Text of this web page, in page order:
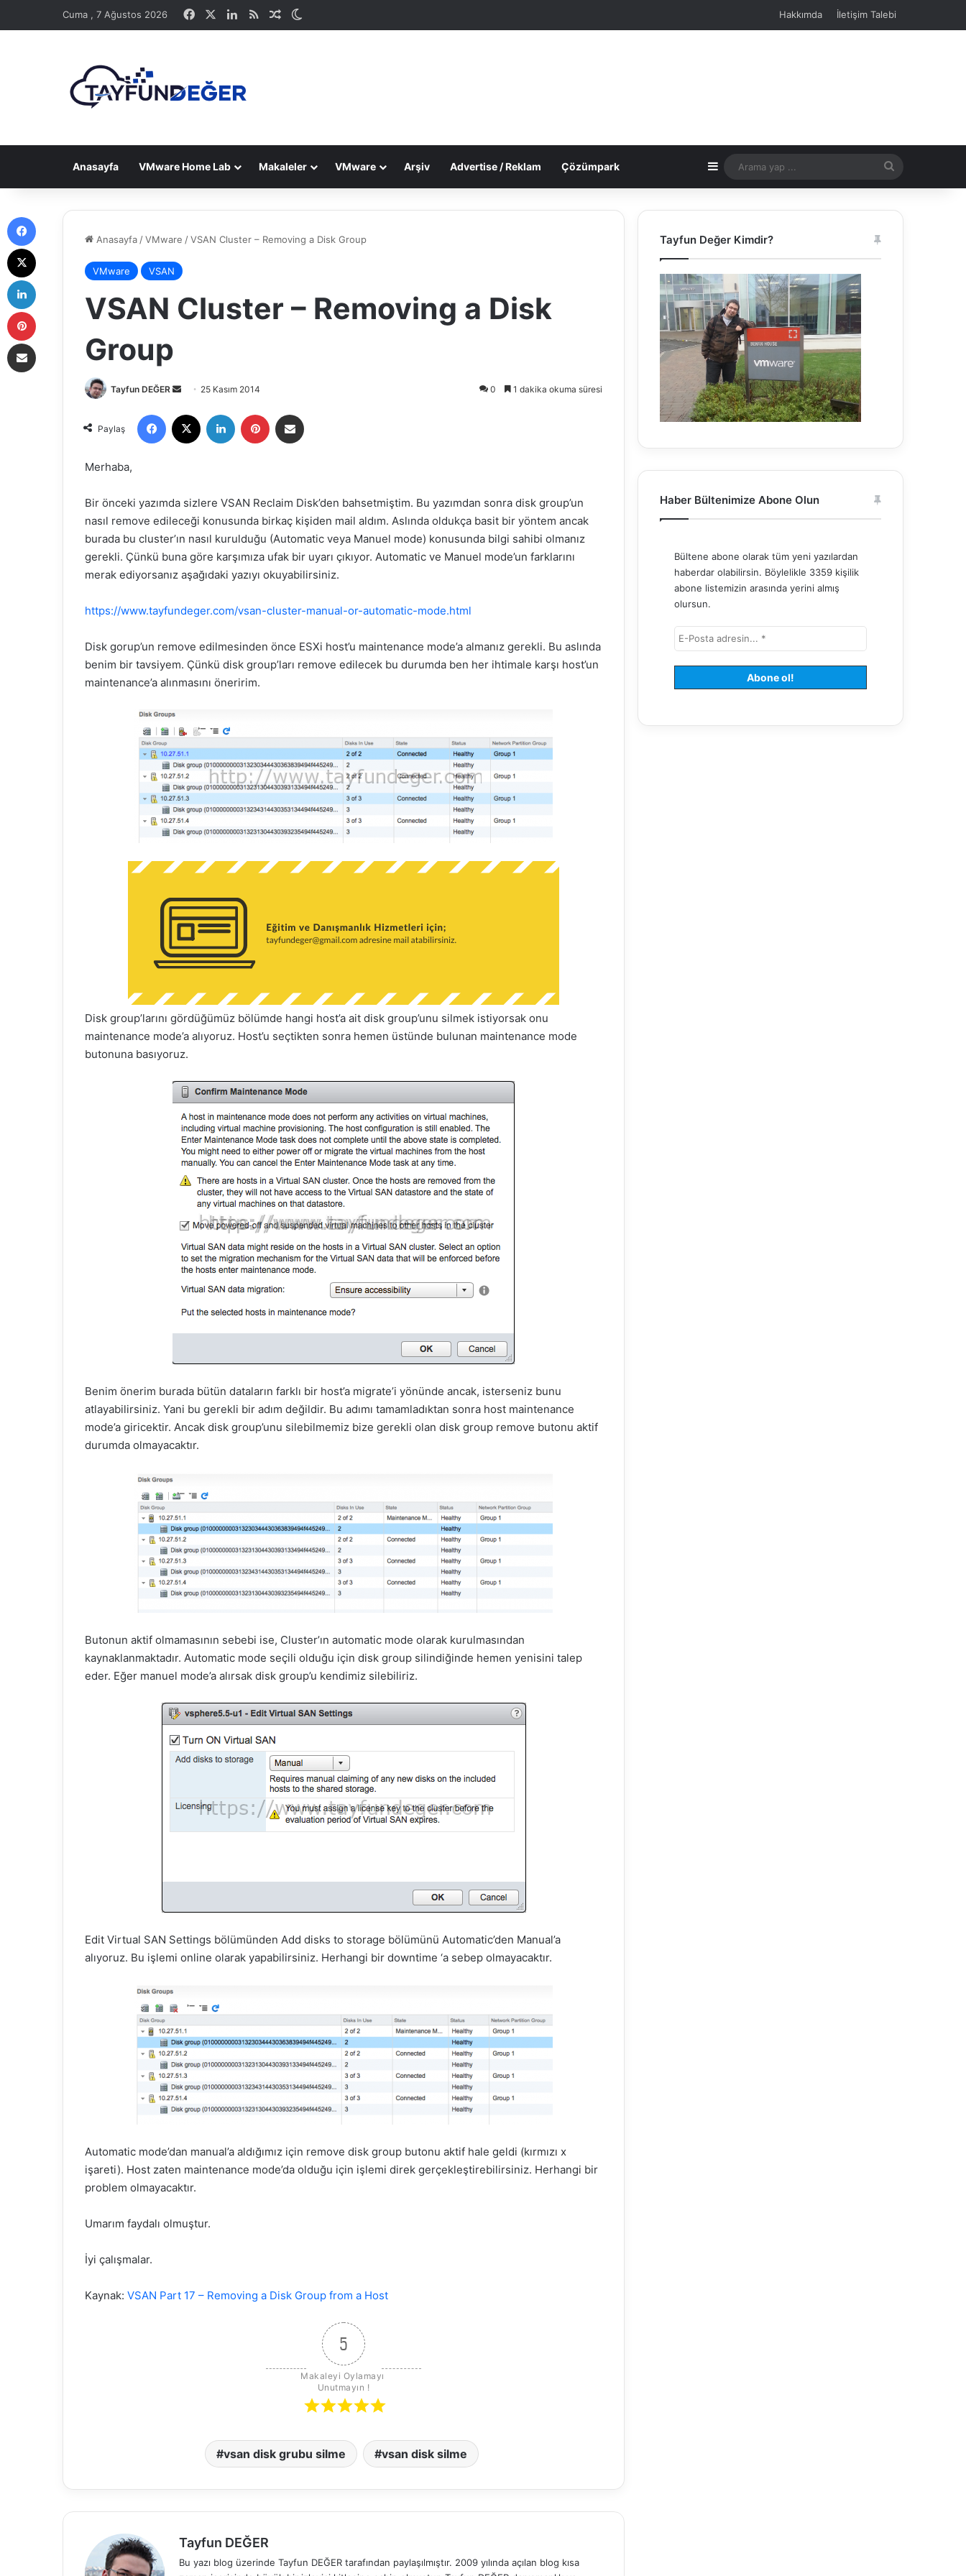
Cuma , 7 Ağustos 2026 Facebook LinkedIn
RSS Rastgele Makale Hakkımda İletişim Talebi
Anasayfa VMware Home Lab Makaleler VMware Arşiv Advertise / Reklam Çözümpark Kenar Bölmesi
yap
Anasayfa /VMware /VSAN Cluster – Removing a Disk Group
VMware VSAN
VSAN Cluster – Removing a Disk
Group
Tayfun DEĞER
r
e
s
t
a
g
ö
d
r
m
e
25 Kasım 2014 0 1 dakika okuma süresi
Paylaş
Merhaba,
Bir önceki yazımda sizlere VSAN Reclaim Disk’den bahsetmiştim. Bu yazımdan sonra disk group’un
nasıl remove edileceği konusunda birkaç kişiden mail aldım. Aslında oldukça basit bir yöntem ancak
burada bu cluster’ın nasıl kurulduğu (Automatic veya Manuel mode) konusunda bilgi sahibi olmanız
gerekli. Çünkü buna göre karşımıza ufak bir uyarı çıkıyor. Automatic ve Manuel mode’un farklarını
merak ediyorsanız aşağıdaki yazıyı okuyabilirsiniz.
https://www.tayfundeger.com/vsan-cluster-manual-or-automatic-mode.html
Disk gorup’un remove edilmesinden önce ESXi host’u maintenance mode’a almanız gerekli. Bu aslında
benim bir tavsiyem. Çünkü disk group’ları remove edilecek bu durumda ben her ihtimale karşı host’un
maintenance’a alınmasını öneririm.
Disk group’larını gördüğümüz bölümde hangi host’a ait disk group’unu silmek istiyorsak onu
maintenance mode’a alıyoruz. Host’u seçtikten sonra hemen üstünde bulunan maintenance mode
butonuna basıyoruz.
Benim önerim burada bütün dataların farklı bir host’a migrate’i yönünde ancak, isterseniz bunu
atlayabilirsiniz. Yani bu gerekli bir adım değildir. Bu adımı tamamladıktan sonra host maintenance
mode’a giricektir. Ancak disk group’unu silebilmemiz bize gerekli olan disk group remove butonu aktif
durumda olmayacaktır.
Butonun aktif olmamasının sebebi ise, Cluster’ın automatic mode olarak kurulmasından
kaynaklanmaktadır. Automatic mode seçili olduğu için disk group silindiğinde hemen yenisini talep
eder. Eğer manuel mode’a alırsak disk group’u kendimiz silebiliriz.
Edit Virtual SAN Settings bölümünden Add disks to storage bölümünü Automatic’den Manual’a
alıyoruz. Bu işlemi online olarak yapabilirsiniz. Herhangi bir downtime ‘a sebep olmayacaktır.
Automatic mode’dan manual’a aldığımız için remove disk group butonu aktif hale geldi (kırmızı x
işareti). Host zaten maintenance mode’da olduğu için işlemi direk gerçekleştirebilirsiniz. Herhangi bir
problem olmayacaktır.
Umarım faydalı olmuştur.
İyi çalışmalar.
Kaynak: VSAN Part 17 – Removing a Disk Group from a Host
5
Makaleyi Oylamayı
Unutmayın !
vsan disk grubu silme vsan disk silme
Tayfun DEĞER
Bu yazı blog üzerinde Tayfun DEĞER tarafından paylaşılmıştır. 2009 yılında açılan blog kısa
Tayfun Değer Kimdir?
Haber Bültenimize Abone Olun
Bültene abone olarak tüm yeni yazılardan
haberdar olabilirsin. Böylelikle 3359 kişilik
abone listemizin arasında yerini almış
olursun.
Facebook